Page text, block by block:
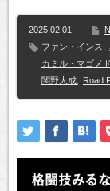
2025.02.01
ファン・インス
カミル・マゴメ
関野大成
Road